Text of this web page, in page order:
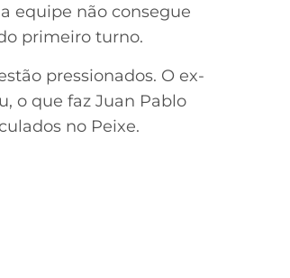
equipe não consegue
primeiro turno.
pressionados. O ex-
o que faz Juan Pablo
no Peixe.